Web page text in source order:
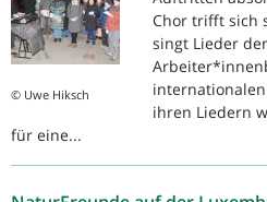
© Uwe Hiksch
Chor trifft sich
singt Lieder
ihren Liedern
für eine...